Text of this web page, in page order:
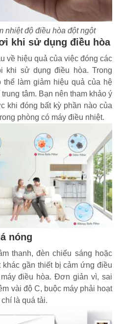
nhiệt độ điều hòa đột ngột
khi sử dụng điều hòa
về hiệu quả của việc đóng các
khi sử dụng điều hòa. Trong
làm giảm hiệu quả của hệ
tâm. Bạn nên tham khảo ý
khi đóng bất kỳ phần nào của
phòng có máy điều nhiệt.
nóng
thanh, đèn chiếu sáng hoặc
gần thiết bị cảm ứng điều
điều hòa. Đơn giản vì, sai
vài độ C, buộc máy phải hoạt
là quá tải.